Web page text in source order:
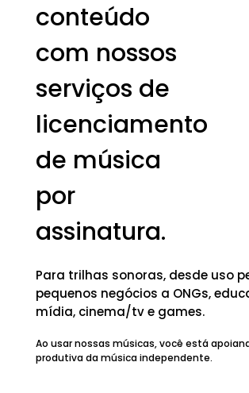
conteúdo
com nossos
serviços de
licenciamento
de música
por
assinatura.
Para trilhas sonoras, desde uso
pequenos negócios a ONGs,
mídia, cinema/tv e games.
Ao usar nossas músicas, você está
produtiva da música independente.